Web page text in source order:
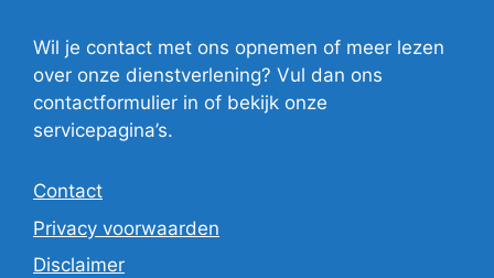
Wil je contact met ons opnemen of meer lezen
over onze dienstverlening? Vul dan ons
contactformulier in of bekijk onze
servicepagina’s.
Contact
Privacy voorwaarden
Disclaimer